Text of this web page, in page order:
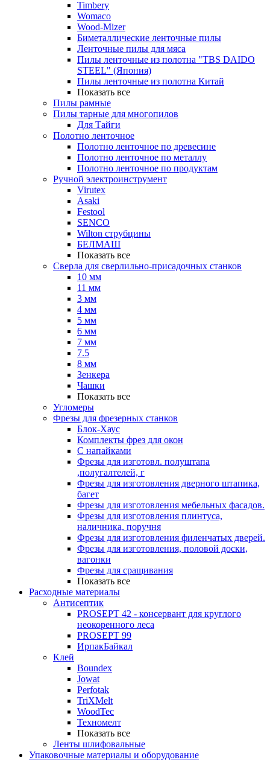
Timbery
Womaco
Wood-Mizer
Биметаллические ленточные пилы
Ленточные пилы для мяса
Пилы ленточные из полотна "TBS DAIDO
STEEL" (Япония)
Пилы ленточные из полотна Китай
Показать все
Пилы рамные
Пилы тарные для многопилов
Для Тайги
Полотно ленточное
Полотно ленточное по древесине
Полотно ленточное по металлу
Полотно ленточное по продуктам
Ручной электроинструмент
Virutex
Asaki
Festool
SENCO
Wilton струбцины
БЕЛМАШ
Показать все
Сверла для сверлильно-присадочных станков
10 мм
11 мм
3 мм
4 мм
5 мм
6 мм
7 мм
7.5
8 мм
Зенкера
Чашки
Показать все
Угломеры
Фрезы для фрезерных станков
Блок-Хаус
Комплекты фрез для окон
С напайками
Фрезы для изготовл. полуштапа
,полугалтелей, г
Фрезы для изготовления дверного штапика,
багет
Фрезы для изготовления мебельных фасадов.
Фрезы для изготовления плинтуса,
наличника, поручня
Фрезы для изготовления филенчатых дверей.
Фрезы для изготовления, половой доски,
вагонки
Фрезы для сращивания
Показать все
Расходные материалы
Антисептик
PROSEPT 42 - консервант для круглого
неокоренного леса
PROSEPT 99
ИрпакБайкал
Клей
Boundex
Jowat
Perfotak
TriXMelt
WoodTec
Техномелт
Показать все
Ленты шлифовальные
Упаковочные материалы и оборудование